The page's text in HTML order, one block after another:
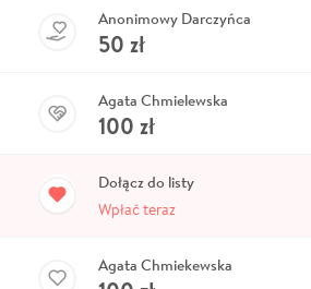
Anonimowy Darczyńca
50 zł
Agata Chmielewska
100 zł
Dołącz do listy
Wpłać teraz
Agata Chmiekewska